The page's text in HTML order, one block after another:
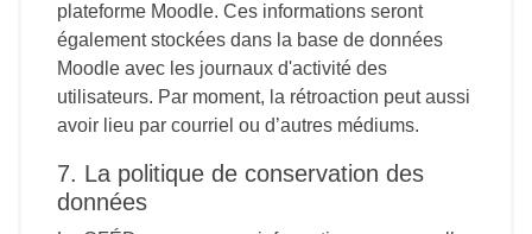
plateforme Moodle. Ces informations seront
également stockées dans la base de données
Moodle avec les journaux d'activité des
utilisateurs. Par moment, la rétroaction peut aussi
avoir lieu par courriel ou d’autres médiums.
7. La politique de conservation des
données